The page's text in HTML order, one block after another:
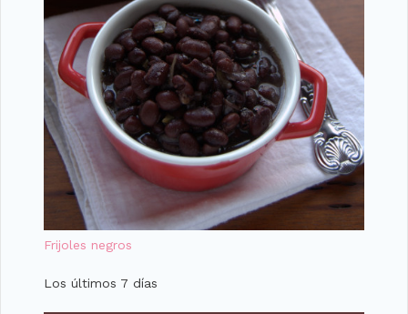
Frijoles negros
Los últimos 7 días